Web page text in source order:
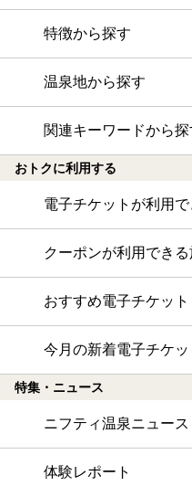
特徴から探す
温泉地から探す
関連キーワードから探
おトクに利用する
電子チケットが利用
クーポンが利用でき
おすすめ電子チケッ
今月の新着電子チケ
特集・ニュース
ニフティ温泉ニュース
体験レポート